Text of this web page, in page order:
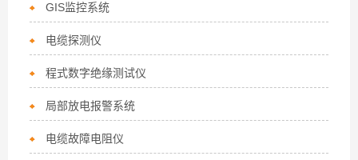
GIS监控系统
电缆探测仪
程式数字绝缘测试仪
局部放电报警系统
电缆故障电阻仪